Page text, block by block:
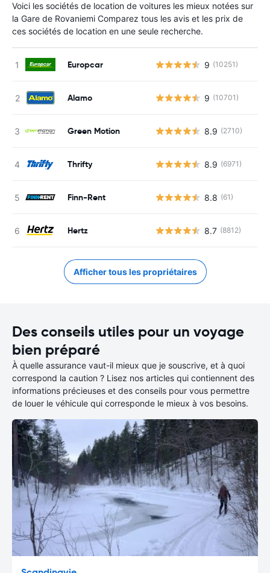
Voici les sociétés de location de voitures les mieux notées sur
la Gare de Rovaniemi Comparez tous les avis et les prix de
ces sociétés de location en une seule recherche.
Europcar 9 (10251)
Alamo 9 (10701)
Green Motion 8.9 (2710)
Thrifty 8.9 (6971)
Finn-Rent 8.8 (61)
Hertz 8.7 (8812)
Afficher tous les propriétaires
Des conseils utiles pour un voyage
bien préparé
À quelle assurance vaut-il mieux que je souscrive, et à quoi
correspond la caution ? Lisez nos articles qui contiennent des
informations précieuses et des conseils pour vous permettre
de louer le véhicule qui corresponde le mieux à vos besoins.